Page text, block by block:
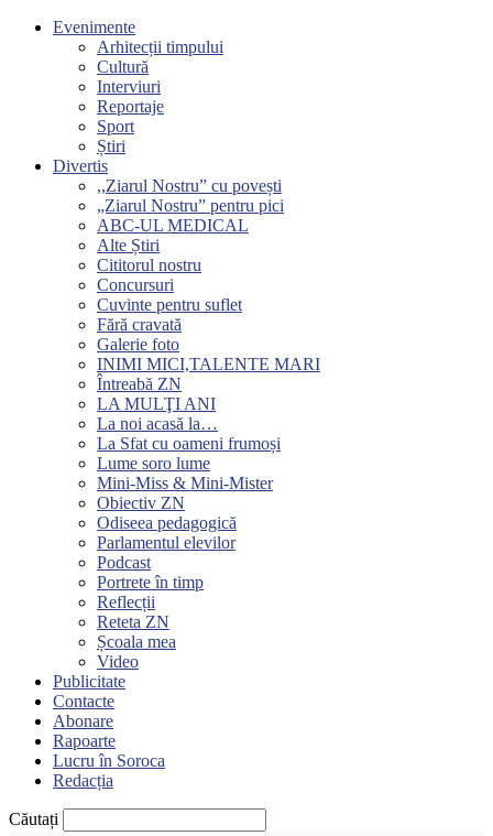
Evenimente
Arhitecții timpului
Cultură
Interviuri
Reportaje
Sport
Știri
Divertis
,,Ziarul Nostru” cu povești
„Ziarul Nostru” pentru pici
ABC-UL MEDICAL
Alte Știri
Cititorul nostru
Concursuri
Cuvinte pentru suflet
Fără cravată
Galerie foto
INIMI MICI,TALENTE MARI
Întreabă ZN
LA MULŢI ANI
La noi acasă la…
La Sfat cu oameni frumoși
Lume soro lume
Mini-Miss & Mini-Mister
Obiectiv ZN
Odiseea pedagogică
Parlamentul elevilor
Podcast
Portrete în timp
Reflecții
Reteta ZN
Școala mea
Video
Publicitate
Contacte
Abonare
Rapoarte
Lucru în Soroca
Redacția
Căutați